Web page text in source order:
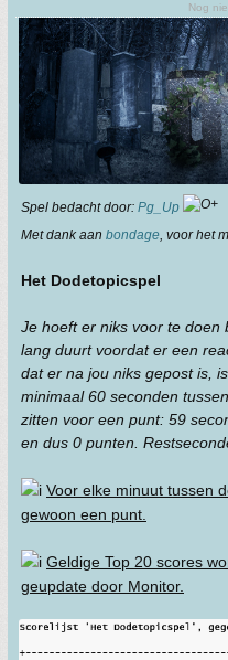
Nog
Spel bedacht door: Pg_Up
Met dank aan bondage , voor het
Het DodetopicspeI
Je hoeft er niks voor te doen
lang duurt voordat er een
dat er na jou niks gepost is,
minimaal 60 seconden
zitten voor een punt: 59
en dus 0 punten.
Voor elke minuut tussen
gewoon een punt.
Geldige Top 20 scores
geupdate door Monitor.